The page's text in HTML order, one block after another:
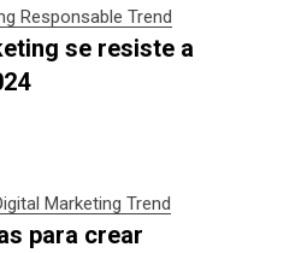
Responsable Trend
se resiste a
Marketing Trend
para crear